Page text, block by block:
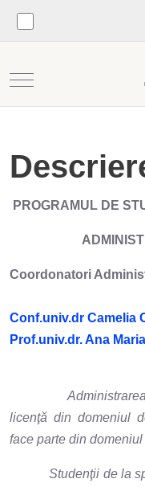
Mobile Menu Toggle
PROGRAMUL DE
Coordonatori
Conf.univ.dr Camelia
Prof.univ.dr. Ana
licenţă din domeniul
face parte din
Studenţii de la